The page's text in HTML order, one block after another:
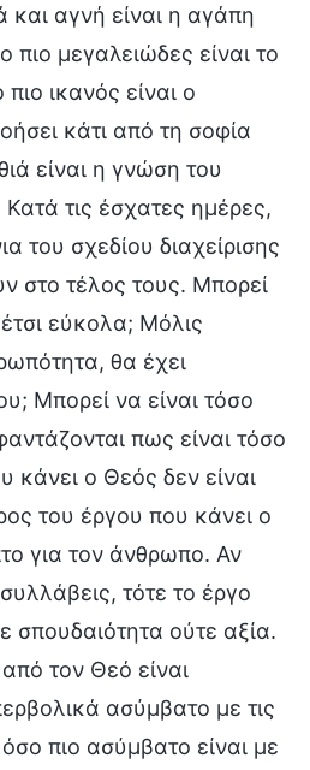
και αγνή είναι η αγάπη
μεγαλειώδες είναι το
ικανός είναι ο
κάτι από τη σοφία
είναι η γνώση του
τις έσχατες ημέρες,
του σχεδίου διαχείρισης
στο τέλος τους. Μπορεί
εύκολα; Μόλις
θα έχει
Μπορεί να είναι τόσο
πως είναι τόσο
ο Θεός δεν είναι
του έργου που κάνει ο
για τον άνθρωπο. Αν
τότε το έργο
σπουδαιότητα ούτε αξία.
τον Θεό είναι
ασύμβατο με τις
πιο ασύμβατο είναι με